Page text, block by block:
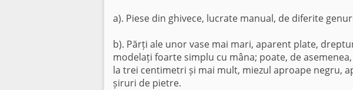
a). Piese din ghivece, lucrate manual, de diferite
b). Părți ale unor vase mai mari, aparent plate,
modelați foarte simplu cu mâna; poate, de
la trei centimetri și mai mult, miezul aproape negru,
șiruri de pietre.